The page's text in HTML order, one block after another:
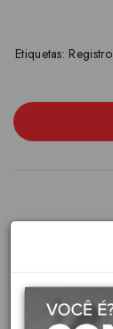
Etiquetas:
durabilidade e a
Esse produto